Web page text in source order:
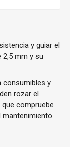
y guiar el
2,5 mm y su
consumibles y
rozar el
compruebe
mantenimiento